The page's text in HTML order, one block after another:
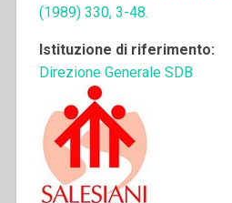
(1989) 330, 3-48.
Istituzione di riferimento:
Direzione Generale SDB